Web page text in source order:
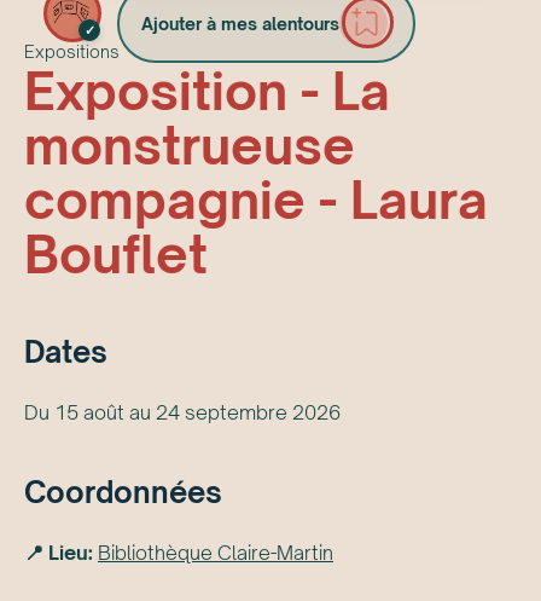
✓
Expositions
Ajouter à mes alentours
Exposition - La
monstrueuse
compagnie - Laura
Bouflet
Dates
Du 15 août au 24 septembre 2026
Coordonnées
📍 Lieu: Bibliothèque Claire-Martin